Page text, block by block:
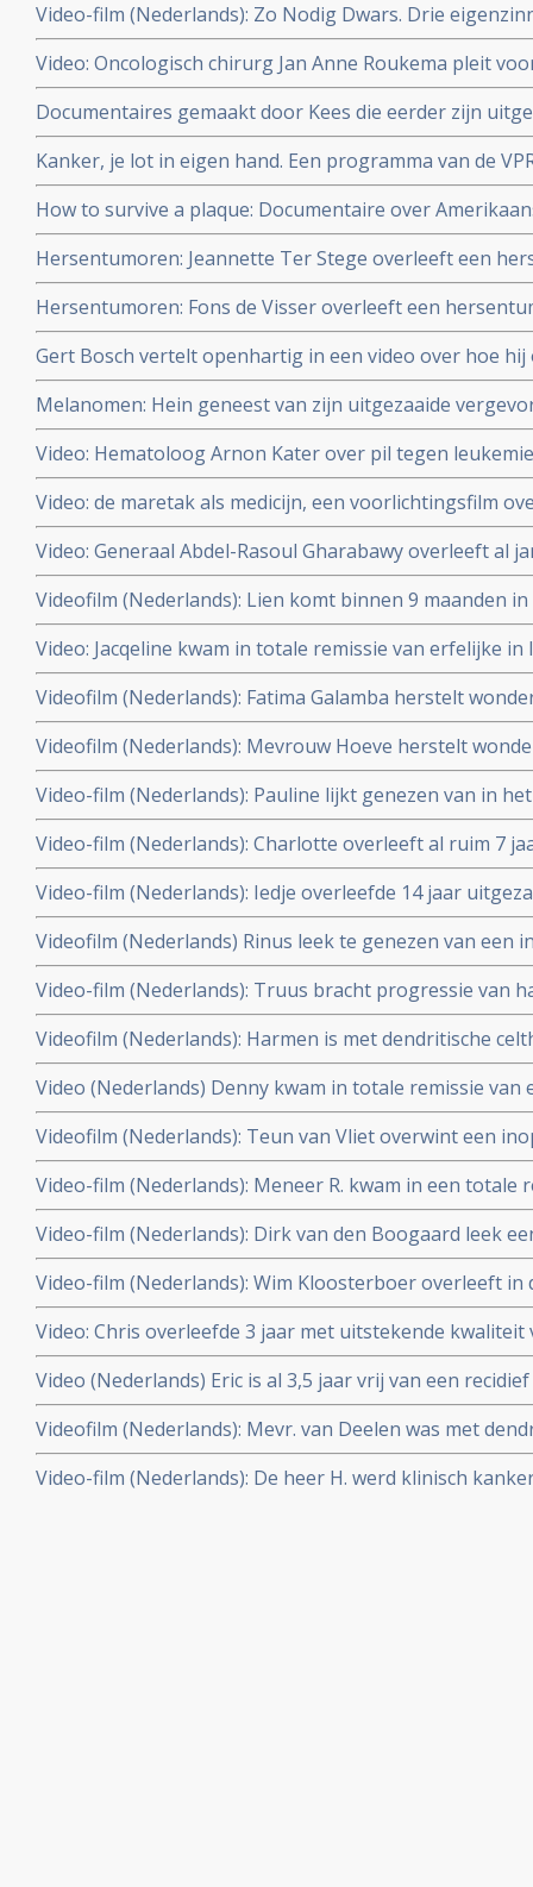
Video-film (Nederlands): Zo Nodig Dwars. Drie
genezing van kanker. copy 1
Video: Oncologisch chirurg Jan Anne Roukema pleit
patient in keuze voor doorbehandelen of stoppen.
Documentaires gemaakt door Kees die eerder zijn
zien via You Tube.
Kanker, je lot in eigen hand. Een programma van de
die omgaan met hun kanker.
How to survive a plaque: Documentaire over
de farmaceutische industrie breken en vochten voor
AIDS-patiënten
Hersentumoren: Jeannette Ter Stege overleeft een
4 door reguliere behandelingen en aanvullende
Hersentumoren: Fons de Visser overleeft een
reguliere aanpak en aanvullende middelen
Gert Bosch vertelt openhartig in een video over hoe
door combinatie van reguliere aanpak en aanvullende
behandelingen
Melanomen: Hein geneest van zijn uitgezaaide
met immuuntherapie met tumor infiltrerende T-
Video: Hematoloog Arnon Kater over pil tegen
de Wereld leert door
Video: de maretak als medicijn, een voorlichtingsfilm
maretak bij kanker
Video: Generaal Abdel-Rasoul Gharabawy overleeft al
van levercirrose veroorzaakt door hepatitus C met
en hyperthermie en krijgt goede kwaliteit van leven
Videofilm (Nederlands): Lien komt binnen 9 maanden
lever uitgezaaide hormoongevoelige borstkanker
celtherapie en hyperthermie en Houtsmullerdieet.
Video: Jacqeline kwam in totale remissie van erfelijke
uitgezaaide borstkanker door combinatie van
hyperthermie maar in lever zijn nu weer nieuwe
Videofilm (Nederlands): Fatima Galamba herstelt
recidief en in de botten uitgezaaide borstkanker
celtherapie en hyperthermie en femara plus Zometa.
Videofilm (Nederlands): Mevrouw Hoeve herstelt
uitgezaaide borstkanker (graad IV) met dendritische
femara plus Zometa. Bekijk hier haar ontroerende
Video-film (Nederlands): Pauline lijkt genezen van in
borstkanker (graad IV) met een levensverwachting van
door een combinatie behandeling van hyperthermie en
Video-film (Nederlands): Charlotte overleeft al ruim 7
borstkanker stadium IIIB met naast chemo
hyperthermie en dendritische celtherapie en Herceptin.
Video-film (Nederlands): Iedje overleefde 14 jaar
bewuste keuze voor een niet toxische aanpak
behandeling met o.a. acupunctuur, hyperthermie en
Videofilm (Nederlands) Rinus leek te genezen van een
door combinatiebehandeling van hyperthermie en
gezonde leefwijze. Rinus werd alsnog enkele keren
2011
Video-film (Nederlands): Truus bracht progressie van
tot stilstand door hyperthermie en dendritische
ziekteprogressie. Laatste scan laat ziekte progressie
behandeling
Videofilm (Nederlands): Harmen is met dendritische
verandering van leefstijl al vijf jaar volledig kankervrij
onbehandelbare galwegkanker met uitzaaiingen in de
Video (Nederlands) Denny kwam in totale remissie
graad IV door dendritische celtherapie plus
2012
Videofilm (Nederlands): Teun van Vliet overwint een
Multiforme (Graad IV) met hyperthermie en
klinisch kankervrij.
Video-film (Nederlands): Meneer R. kwam in een totale
operatie van zijn hersentumor, een anaplastisch
hyperthermie en dendritische celtherapie en het
december 2010.
Video-film (Nederlands): Dirk van den Boogaard leek
Glioblastoom Multiform graad IV te overwinnen met
hyperthermie. Maar kreeg weer een recidief nov. 2009.
Video-film (Nederlands): Wim Kloosterboer overleeft
leverkanker (Graat IV) (HCC - hepatocellulair
combinatiebehandeling van hyperthermie en
Video: Chris overleefde 3 jaar met uitstekende
uitgezaaide niet-klein-cellige longkanker met
hyperthermie en Newcastle Disease maar overleed 20
Video (Nederlands) Eric is al 3,5 jaar vrij van een
door dendritische celtherapie en hyperthermie plus
Houtsmullerdieet. Update 11 juni 2010
Videofilm (Nederlands): Mevr. van Deelen was met
hyperthermie plus Houtsmullerdieet drie jaar volledig
melanoom stadium IV. Toch is recidief ontstaan en ze
Video-film (Nederlands): De heer H. werd klinisch